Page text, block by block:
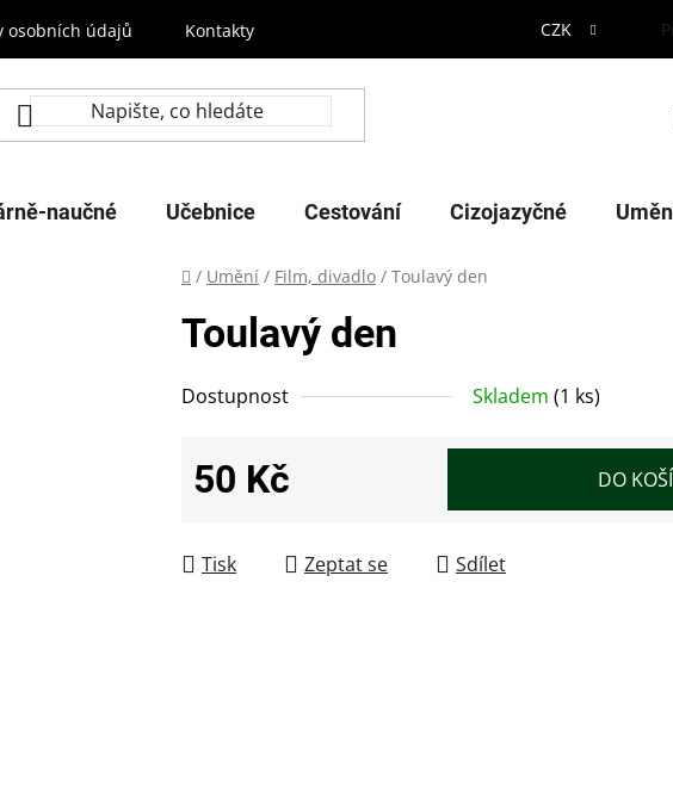
osobních údajů Kontakty CZK
naučné Učebnice Cestování Cizojazyčné
Domů
/ Umění / Film, divadlo / Toulavý den
Toulavý den
Dostupnost Skladem (1 ks)
50 Kč DO
Tisk Zeptat se Sdílet